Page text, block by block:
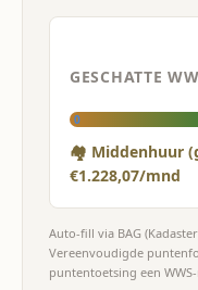
GESCHATTE
0
🏘 Middenhuur
€1.228,07/mnd
Auto-fill via BAG
Vereenvoudigde
puntentoetsing een